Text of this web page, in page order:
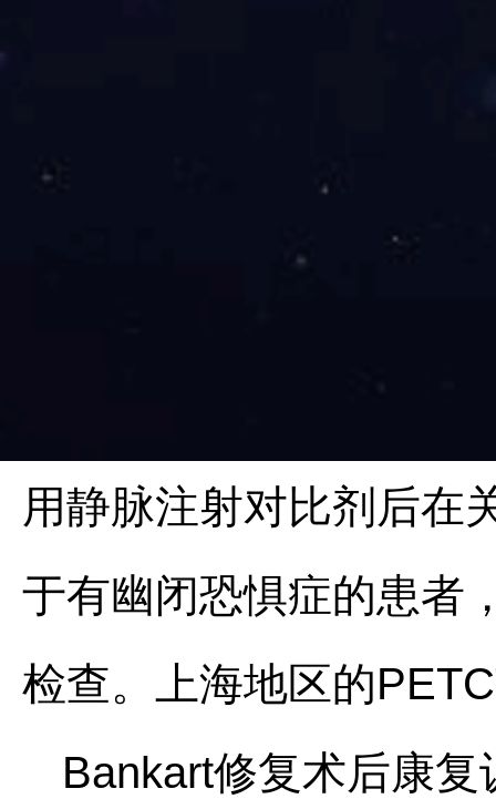
位、斜矢状位和轴位
用静脉注射对比剂后在
于有幽闭恐惧症的患者
检查。上海地区的
Bankart修复术后康